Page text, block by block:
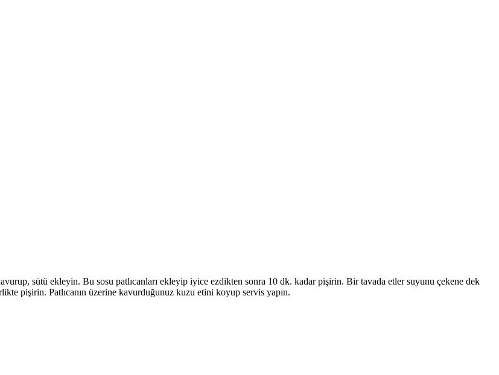
sütü ekleyin. Bu sosu patlıcanları ekleyip iyice ezdikten sonra 10 dk. kadar pişirin. Bir tavada etler suyunu çekene dek
pişirin. Patlıcanın üzerine kavurduğunuz kuzu etini koyup servis yapın.